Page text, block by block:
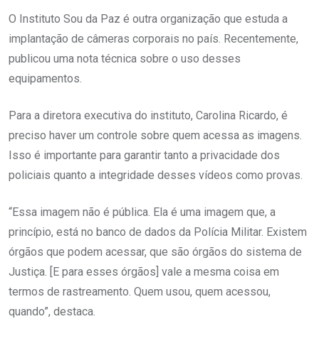
O Instituto Sou da Paz é outra organização que estuda a
implantação de câmeras corporais no país. Recentemente,
publicou uma nota técnica sobre o uso desses
equipamentos.
Para a diretora executiva do instituto, Carolina Ricardo, é
preciso haver um controle sobre quem acessa as imagens.
Isso é importante para garantir tanto a privacidade dos
policiais quanto a integridade desses vídeos como provas.
“Essa imagem não é pública. Ela é uma imagem que, a
princípio, está no banco de dados da Polícia Militar. Existem
órgãos que podem acessar, que são órgãos do sistema de
Justiça. [E para esses órgãos] vale a mesma coisa em
termos de rastreamento. Quem usou, quem acessou,
quando”, destaca.